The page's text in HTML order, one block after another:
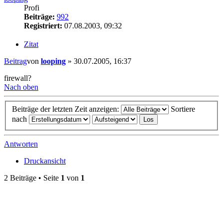
Profi
Beiträge: 992
Registriert: 07.08.2003, 09:32
Zitat
Beitragvon looping » 30.07.2005, 16:37
firewall?
Nach oben
Beiträge der letzten Zeit anzeigen:
Sortiere
nach
Antworten
Druckansicht
2 Beiträge • Seite 1 von 1